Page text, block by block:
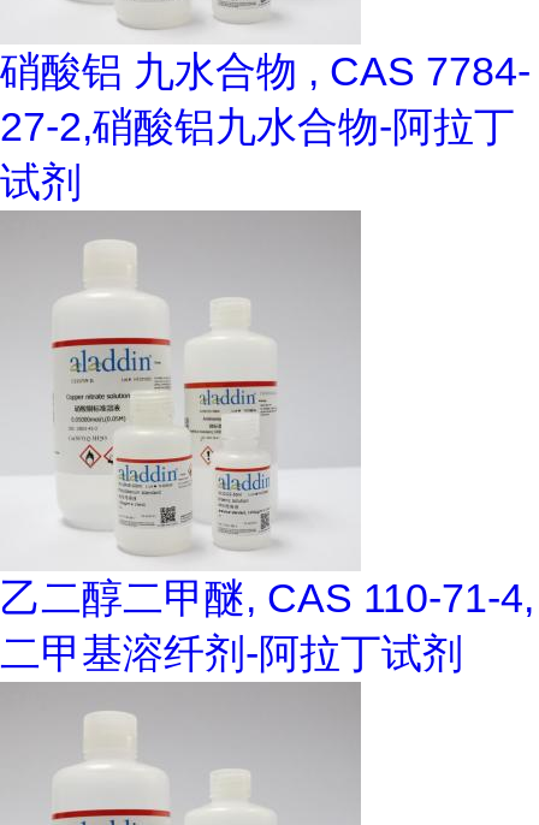
硝酸铝 九水合物 , CAS 7784-
27-2,硝酸铝九水合物-阿拉丁
试剂
乙二醇二甲醚, CAS 110-71-4,
二甲基溶纤剂-阿拉丁试剂